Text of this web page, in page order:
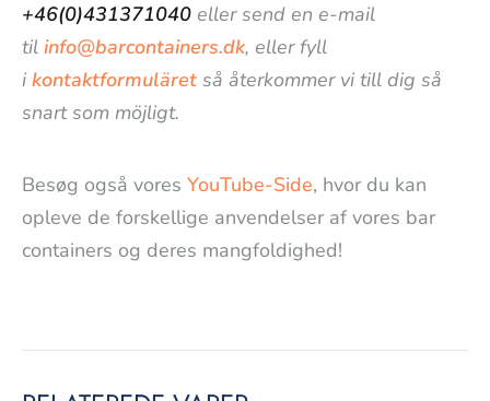
+46(0)431371040 eller send en e-mail
til info@barcontainers.dk, eller fyll
i kontaktformuläret så återkommer vi till dig så
snart som möjligt.
Besøg også vores YouTube-Side, hvor du kan
opleve de forskellige anvendelser af vores bar
containers og deres mangfoldighed!